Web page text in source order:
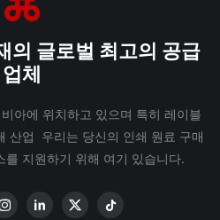
의 글로벌 최고의 공급
업체
아에 위치하고 있으며 특히 레이블
산업 우리는 당신의 인쇄 원료 구매
를 지원하기 위해 여기 있습니다.